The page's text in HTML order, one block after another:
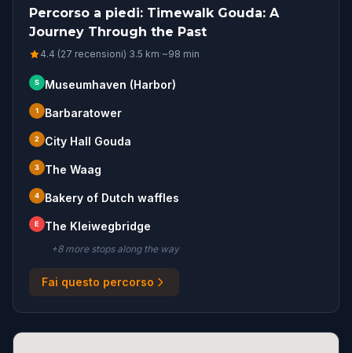
Percorso a piedi: Timewalk Gouda: A
Journey Through the Past
4.4 (27 recensioni)·3.5 km·~98 min
S Museumhaven (Harbor)
1 Barbaratower
2 City Hall Gouda
3 The Waag
4 Bakery of Dutch waffles
E The Kleiwegbridge
+8more stopsalong the way
Fai questo percorso